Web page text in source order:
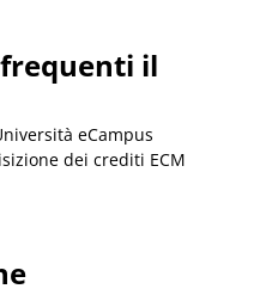
frequenti il
eCampus
dei crediti ECM